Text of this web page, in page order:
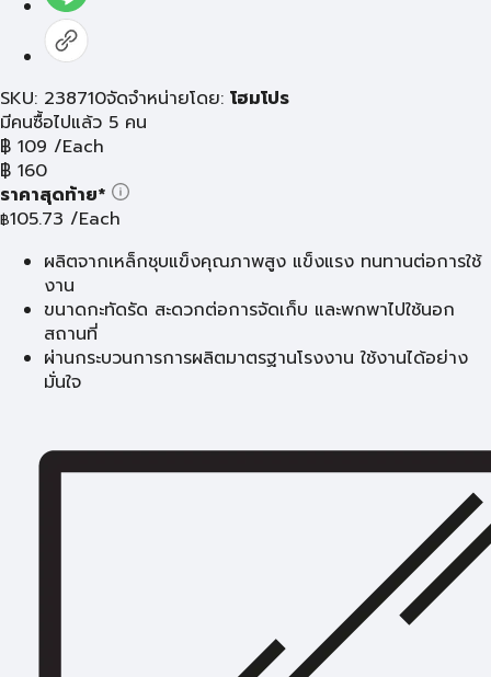
SKU: 238710จัดจำหน่ายโดย: โฮมโปร
มีคนซื้อไปแล้ว 5 คน
฿ 109 /Each
฿ 160
ราคาสุดท้าย*
฿105.73 /Each
ผลิตจากเหล็กชุบแข็งคุณภาพสูง แข็งแรง ทนทานต่อการใช้
งาน
ขนาดกะทัดรัด สะดวกต่อการจัดเก็บ และพกพาไปใช้นอก
สถานที่
ผ่านกระบวนการการผลิตมาตรฐานโรงงาน ใช้งานได้อย่าง
มั่นใจ